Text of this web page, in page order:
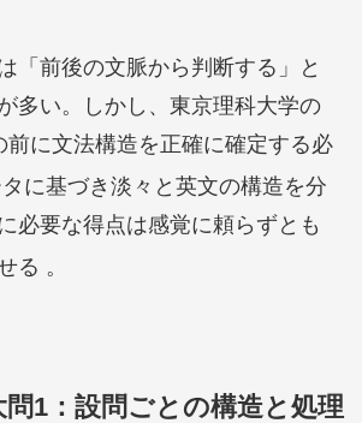
「前後の文脈から判断する」と
多い。しかし、東京理科大学の
前に文法構造を正確に確定する必
に基づき淡々と英文の構造を分
必要な得点は感覚に頼らずとも
る 。
問1：設問ごとの構造と処理